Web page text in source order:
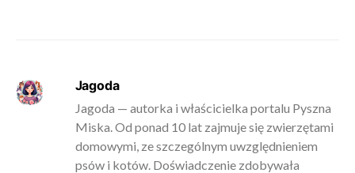
Jagoda
Jagoda — autorka i właścicielka portalu Pyszna
Miska. Od ponad 10 lat zajmuje się zwierzętami
domowymi, ze szczególnym uwzględnieniem
psów i kotów. Doświadczenie zdobywała